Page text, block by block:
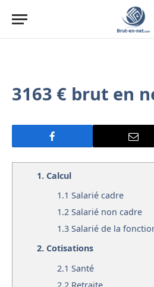
3163 € brut en
1. Calcul
1.1 Salarié cadre
1.2 Salarié non cadre
1.3 Salarié de la
2. Cotisations
2.1 Santé
2.2 Retraite